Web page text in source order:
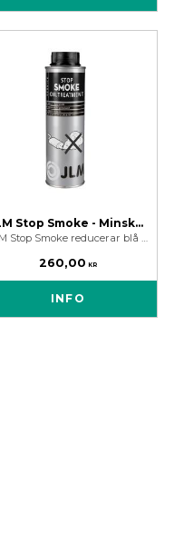
JLM Stop Smoke - Minskar Avgasrök I Sliten Motor
JLM Stop Smoke reducerar blå avgasrök, motorslitage och hög oljeförbrukning. Ger optimalt motorskydd, bättre motorkompression & oljetryck.
260,00 KR
INFO